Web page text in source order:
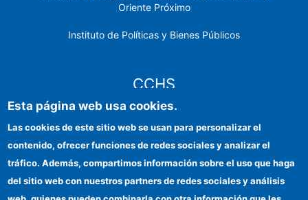
Oriente Próximo
Instituto de Políticas y Bienes Públicos
CCHS
Identidad institucional
Esta página web usa cookies.
Las cookies de este sitio web se usan para personalizar el
contenido, ofrecer funciones de redes sociales y analizar el
tráfico. Además, compartimos información sobre el uso que haga
del sitio web con nuestros partners de redes sociales y análisis